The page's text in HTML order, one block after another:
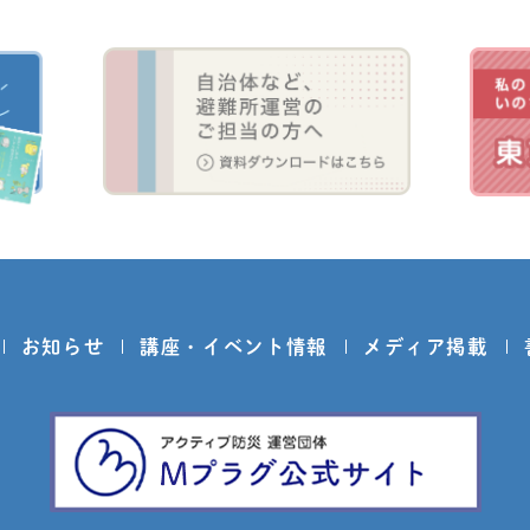
お知らせ 講座・イベント情報 メディア掲載